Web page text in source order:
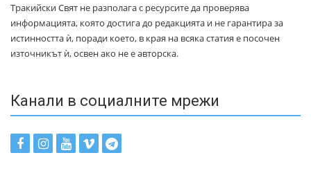
Тракийски Свят не разполага с ресурсите да проверява
информацията, която достига до редакцията и не гарантира за
истинността ѝ, поради което, в края на всяка статия е посочен
източникът ѝ, освен ако не е авторска.
Канали в социалните мрежи